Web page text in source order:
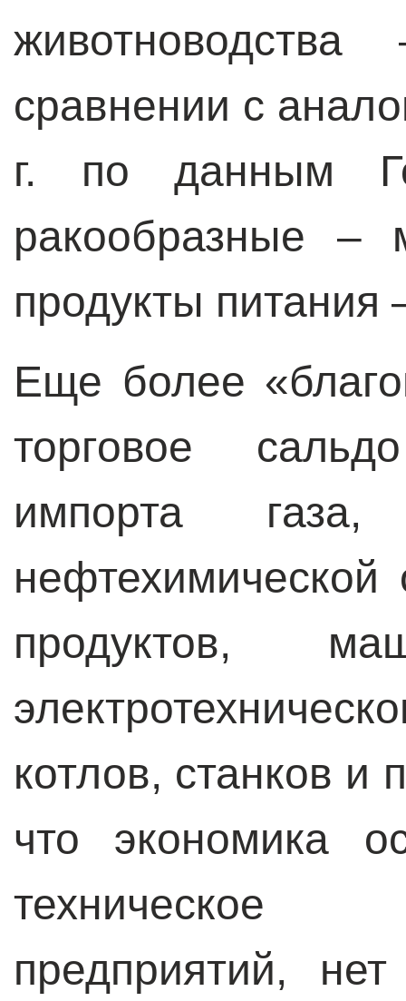
сравнении с
г. по данным
ракообразные –
продукты питания
Еще более
торговое
импорта
продуктов,
котлов, станков и
что экономика
техническое
предприятий,